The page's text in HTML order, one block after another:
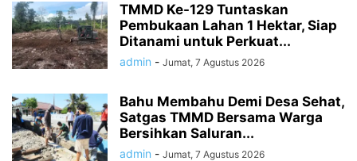
TMMD Ke-129 Tuntaskan
Pembukaan Lahan 1 Hektar, Siap
Ditanami untuk Perkuat...
admin - Jumat, 7 Agustus 2026
Bahu Membahu Demi Desa Sehat,
Satgas TMMD Bersama Warga
Bersihkan Saluran...
admin - Jumat, 7 Agustus 2026